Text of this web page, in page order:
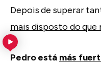
Depois de superar
mais disposto do que
Pedro está más